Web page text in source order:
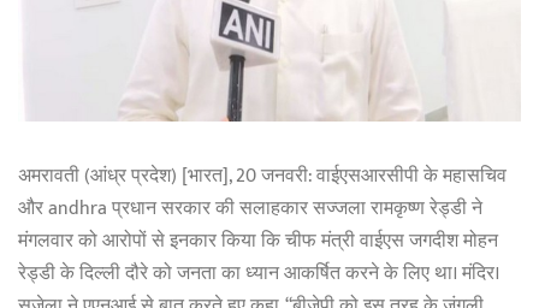
अमरावती (आंध्र प्रदेश) [भारत], 20 जनवरी: वाईएसआरसीपी के महासचिव
और andhra प्रधान सरकार की सलाहकार सज्जला रामकृष्ण रेड्डी ने
मंगलवार को आरोपों से इनकार किया कि चीफ मंत्री वाईएस जगदीश मोहन
रेड्डी के दिल्ली दौरे को जनता का ध्यान आकर्षित करने के लिए था। मंदिर।